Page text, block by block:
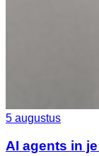
5 augustus
AI agents in